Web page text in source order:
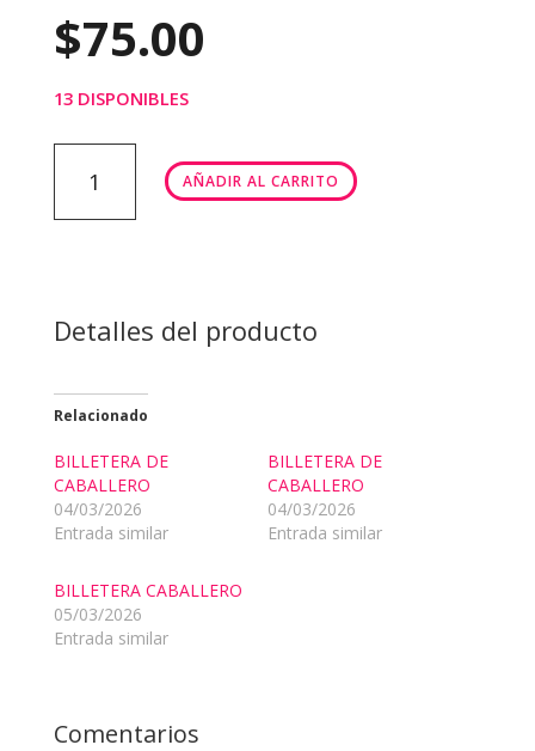
$75.00
13 DISPONIBLES
CABALLERO
cantidad
AÑADIR AL CARRITO
Detalles del producto
Relacionado
BILLETERA DE
CABALLERO
04/03/2026
Entrada similar
BILLETERA DE
CABALLERO
04/03/2026
Entrada similar
BILLETERA CABALLERO
05/03/2026
Entrada similar
Comentarios